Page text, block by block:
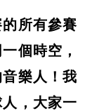
所有參賽
個時空，
樂人！我
，大家一